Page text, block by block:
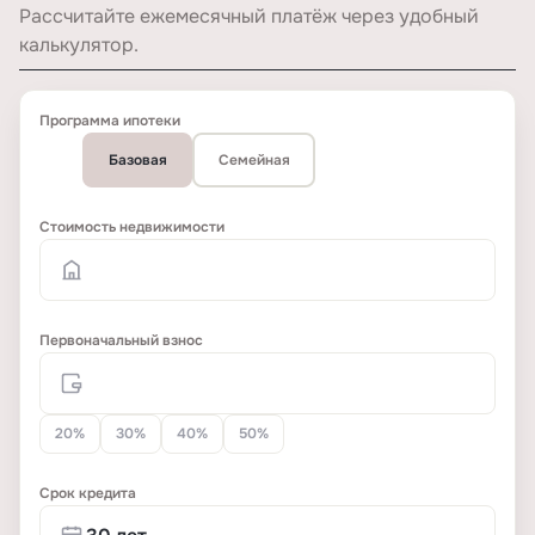
Рассчитайте ежемесячный платёж через удобный
калькулятор.
Программа ипотеки
Базовая Семейная
Стоимость недвижимости
Первоначальный взнос
20% 30% 40% 50%
Срок кредита